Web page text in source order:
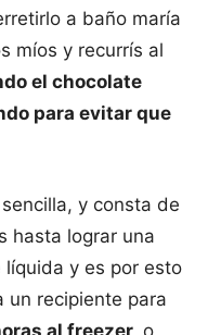
a baño maría
míos y recurrís al
el chocolate
para evitar que
y consta de
hasta lograr una
y es por esto
un recipiente para